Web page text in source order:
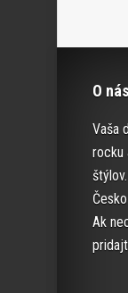
O nás
Vaša
rocku
Ak